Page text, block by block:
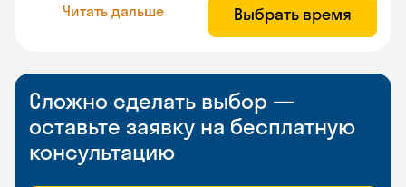
Читать дальше Выбрать время
Сложно сделать выбор —
оставьте заявку на бесплатную
консультацию